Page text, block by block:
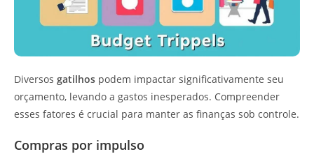
Diversos gatilhos podem impactar significativamente seu
orçamento, levando a gastos inesperados. Compreender
esses fatores é crucial para manter as finanças sob controle.
Compras por impulso